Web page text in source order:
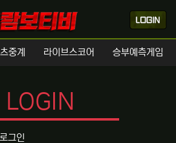
중계 라이브스코어 승부예측게임
LOGIN
그인